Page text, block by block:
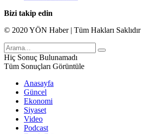
Bizi takip edin
© 2020 YÖN Haber | Tüm Hakları Saklıdır
Hiç Sonuç Bulunamadı
Tüm Sonuçları Görüntüle
Anasayfa
Güncel
Ekonomi
Siyaset
Video
Podcast